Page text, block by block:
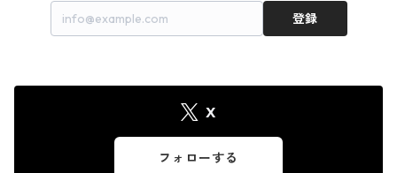
登録
X
フォローする